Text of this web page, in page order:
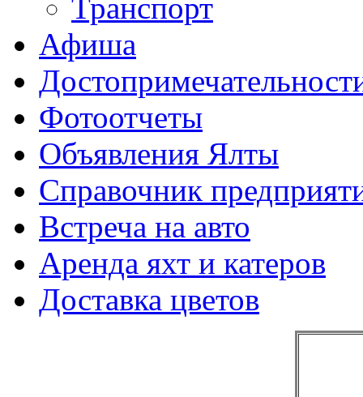
Транспорт
Афиша
Фотоотчеты
Объявления Ялты
Справочник
Встреча на авто
Аренда яхт и катеров
Доставка цветов